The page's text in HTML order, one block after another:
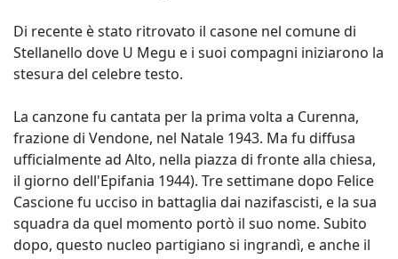
Di recente è stato ritrovato il casone nel comune di
Stellanello dove U Megu e i suoi compagni iniziarono la
stesura del celebre testo.
La canzone fu cantata per la prima volta a Curenna,
frazione di Vendone, nel Natale 1943. Ma fu diffusa
ufficialmente ad Alto, nella piazza di fronte alla chiesa,
il giorno dell'Epifania 1944). Tre settimane dopo Felice
Cascione fu ucciso in battaglia dai nazifascisti, e la sua
squadra da quel momento portò il suo nome. Subito
dopo, questo nucleo partigiano si ingrandì, e anche il